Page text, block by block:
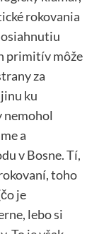
rokovania
primitív môže
za
ku
nemohol
a
v Bosne. Tí,
toho
je
lebo si